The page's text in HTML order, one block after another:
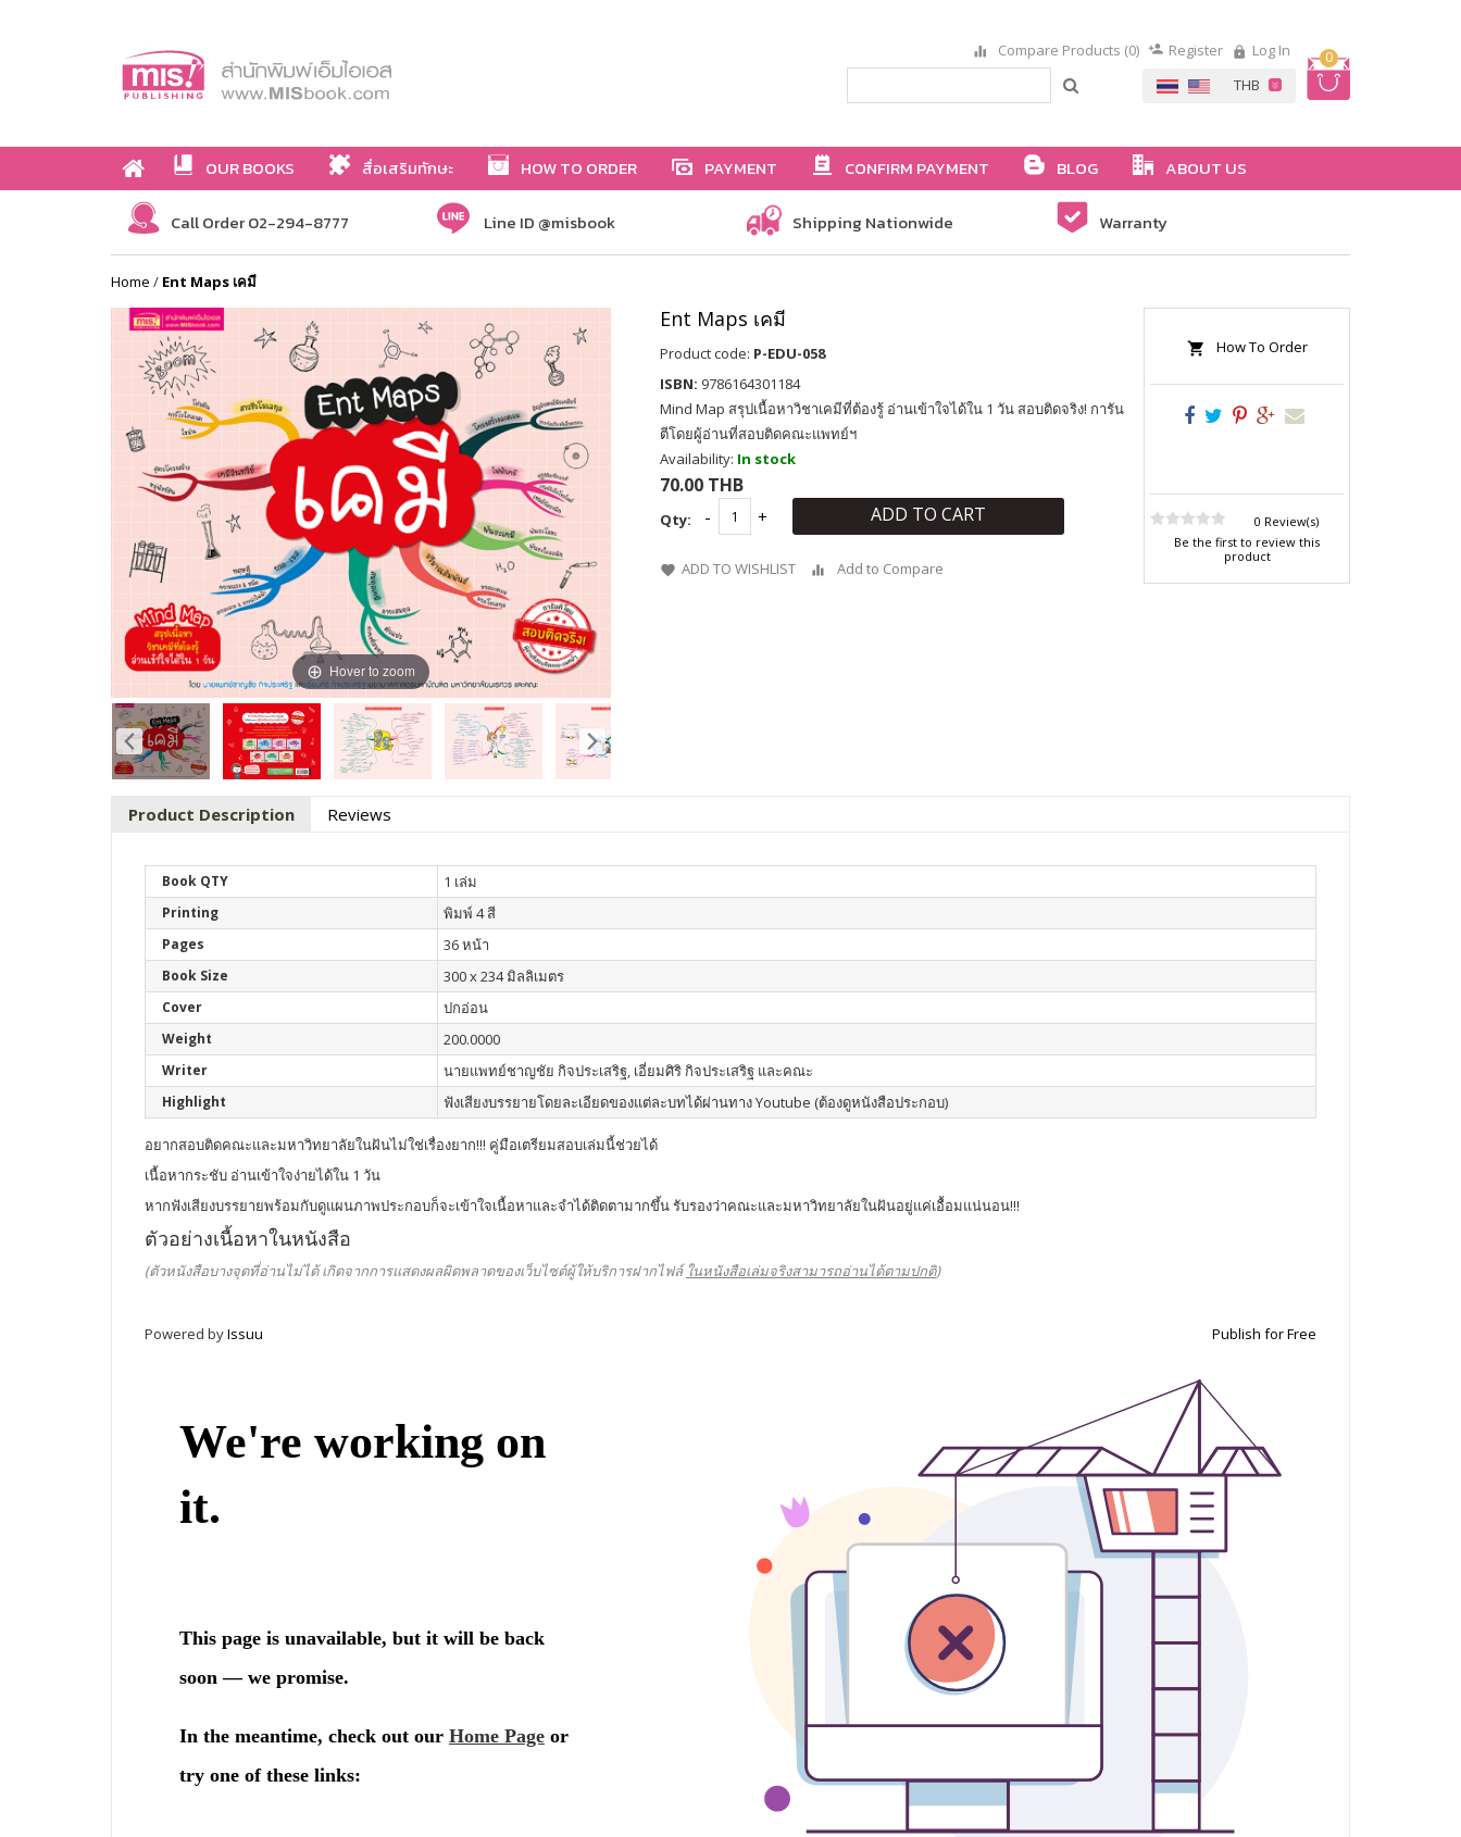
0
Compare Products (0) Register Log In
OUR BOOKS สื่อเสริมทักษะ HOW TO ORDER PAYMENT CONFIRM PAYMENT BLOG ABOUT US
Call Order 02-294-8777 Line ID @misbook Shipping Nationwide Warranty
Home / Ent Maps เคมี
Hover to zoom
Ent Maps เคมี
Product code: P-EDU-058
ISBN: 9786164301184
Mind Map สรุปเนื้อหาวิชาเคมีที่ต้องรู้ อ่านเข้าใจได้ใน 1 วัน สอบติดจริง! การัน
ตีโดยผู้อ่านที่สอบติดคณะแพทย์ฯ
Availability: In stock
70.00 THB
Qty: ADD TO CART
ADD TO WISHLIST Add to Compare
How To Order
0 Review(s)
Be the first to review this
product
Product Description Reviews
Book QTY 1 เล่ม
Printing พิมพ์ 4 สี
Pages 36 หน้า
Book Size 300 x 234 มิลลิเมตร
Cover ปกอ่อน
Weight 200.0000
Writer นายแพทย์ชาญชัย กิจประเสริฐ, เอี่ยมศิริ กิจประเสริฐ และคณะ
Highlight ฟังเสียงบรรยายโดยละเอียดของแต่ละบทได้ผ่านทาง Youtube (ต้องดูหนังสือประกอบ)
อยากสอบติดคณะและมหาวิทยาลัยในฝันไม่ใช่เรื่องยาก!!! คู่มือเตรียมสอบเล่มนี้ช่วยได้
เนื้อหากระชับ อ่านเข้าใจง่ายได้ใน 1 วัน
หากฟังเสียงบรรยายพร้อมกับดูแผนภาพประกอบก็จะเข้าใจเนื้อหาและจำได้ติดตามากขึ้น รับรองว่าคณะและมหาวิทยาลัยในฝันอยู่แค่เอื้อมแน่นอน!!!
ตัวอย่างเนื้อหาในหนังสือ
(ตัวหนังสือบางจุดที่อ่านไม่ได้ เกิดจากการแสดงผลผิดพลาดของเว็บไซต์ผู้ให้บริการฝากไฟล์ ในหนังสือเล่มจริงสามารถอ่านได้ตามปกติ)
Powered byIssuu Publish for Free